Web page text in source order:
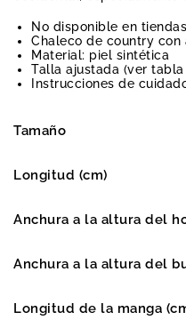
No disponible en tiendas
Chaleco de country con
Material: piel sintética
Talla ajustada (ver
Instrucciones de
Tamaño
Longitud (cm)
Anchura a la altura del
Anchura a la altura del
Longitud de la manga